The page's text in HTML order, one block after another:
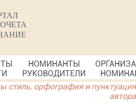
НОМИНАНТЫ
РУКОВОДИТЕЛИ
стиль, орфография и пунктуация
автора